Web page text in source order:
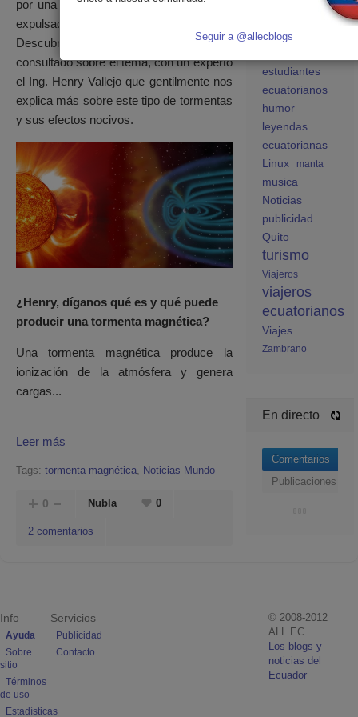
por una acumulación gigante de plasma
expulsado por el sol.
Descubre como nos afecta esto. Hemos
consultado sobre el tema, con un experto
el Ing. Henry Vallejo que gentilmente nos
explica más sobre este tipo de tormentas
y sus efectos nocivos.
¿Henry, díganos qué es y qué puede
producir una tormenta magnética?
Una tormenta magnética produce la
ionización de la atmósfera y genera
cargas...
Leer más
Tags: tormenta magnética Noticias Mundo
0 Nubla 0
2 comentarios
educación
estudiantes
ecuatorianos
humor
leyendas
ecuatorianas
Linux
manta
musica
Noticias
publicidad
Quito
turismo
Viajeros
viajeros
ecuatorianos
Viajes
Zambrano
En directo
Comentarios
Publicaciones
Info
Ayuda
Sobre
sitio
Términos
de uso
Estadísticas
Servicios
Publicidad
Contacto
© 2008-2012
ALL.EC
Los blogs y
noticias del
Ecuador
Seguir a @allecblogs